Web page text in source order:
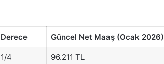
Derece Güncel Net Maaş (Ocak 2026)
1/4 96.211 TL